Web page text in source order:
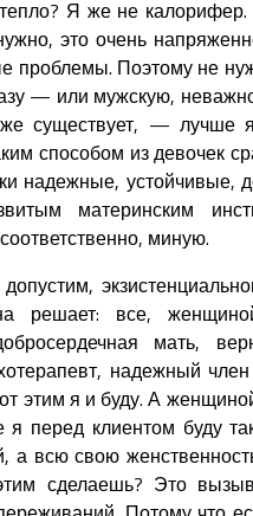
Я же не
это очень
проблемы. Поэтому не
— или мужскую,
существует, — лучше
способом из девочек
надежные, устойчивые,
материнским
миную.
решает: все,
мать,
надежный
этим я и буду. А
перед клиентом буду
а всю свою
сделаешь? Это